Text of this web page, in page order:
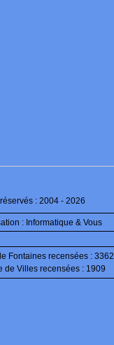
: 2004 - 2026
: Informatique & Vous
Fontaines recensées : 3362
de Villes recensées : 1909